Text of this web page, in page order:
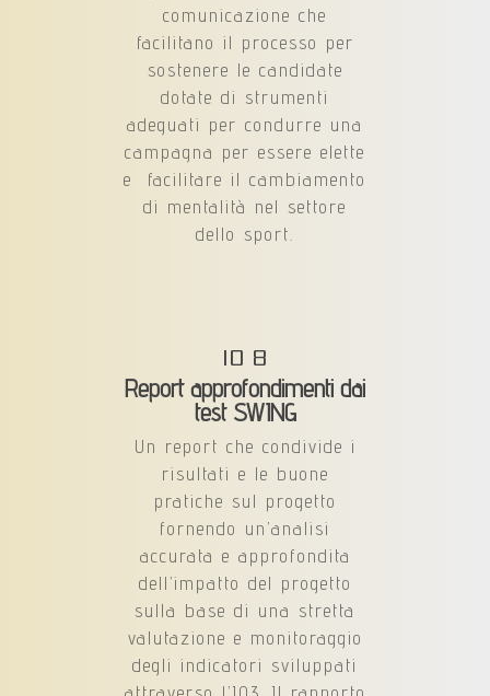
comunicazione che
facilitano il processo per
sostenere le candidate
dotate di strumenti
adeguati per condurre una
campagna per essere elette
e facilitare il cambiamento
di mentalità nel settore
dello sport.
IO 8
Report approfondimenti dai
test SWING
Un report che condivide i
risultati e le buone
pratiche sul progetto
fornendo un’analisi
accurata e approfondita
dell’impatto del progetto
sulla base di una stretta
valutazione e monitoraggio
degli indicatori sviluppati